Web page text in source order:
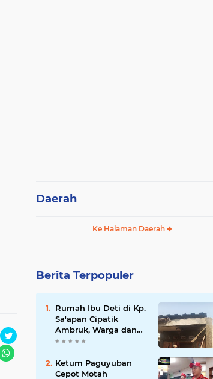
Daerah
Ke Halaman Daerah
Berita Terpopuler
Rumah Ibu Deti di Kp.
Sa'apan Cipatik
Ambruk, Warga dan
Pemdes Sigap Bantu
Ketum Paguyuban
Cepot Motah